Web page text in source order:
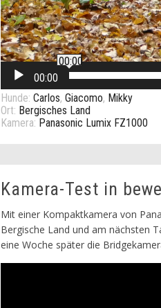
00:00
00:00
Hunde: Carlos, Giacomo, Mikky
Ort: Bergisches Land
Kamera: Panasonic Lumix FZ1000
Kamera-Test in
Mit einer Kompaktkamera von
Bergische Land und am nächsten
eine Woche später die